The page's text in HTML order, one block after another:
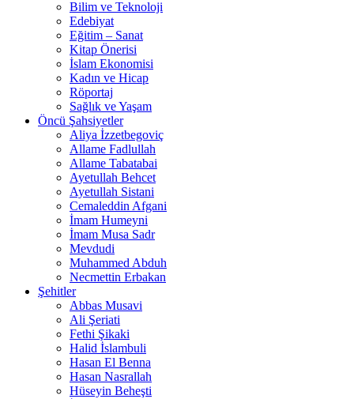
Bilim ve Teknoloji
Edebiyat
Eğitim – Sanat
Kitap Önerisi
İslam Ekonomisi
Kadın ve Hicap
Röportaj
Sağlık ve Yaşam
Öncü Şahsiyetler
Aliya İzzetbegoviç
Allame Fadlullah
Allame Tabatabai
Ayetullah Behcet
Ayetullah Sistani
Cemaleddin Afgani
İmam Humeyni
İmam Musa Sadr
Mevdudi
Muhammed Abduh
Necmettin Erbakan
Şehitler
Abbas Musavi
Ali Şeriati
Fethi Şikaki
Halid İslambuli
Hasan El Benna
Hasan Nasrallah
Hüseyin Beheşti